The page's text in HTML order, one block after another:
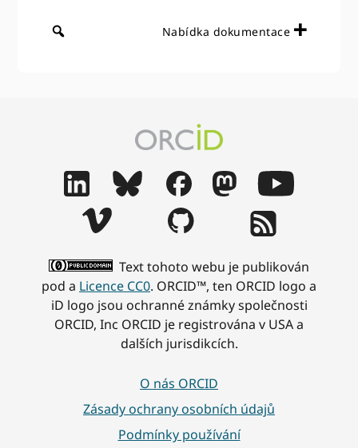
Nabídka dokumentace
Text tohoto webu je publikován
pod a Licence CC0. ORCID™, ten ORCID logo a
iD logo jsou ochranné známky společnosti
ORCID, Inc ORCID je registrována v USA a
dalších jurisdikcích.
O nás ORCID
Zásady ochrany osobních údajů
Podmínky používání